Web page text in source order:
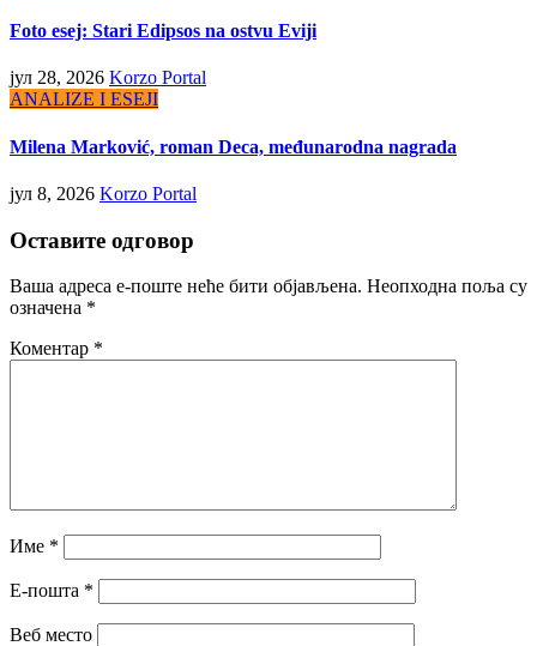
Foto esej: Stari Edipsos na ostvu Eviji
јул 28, 2026 Korzo Portal
ANALIZE I ESEJI
Milena Marković, roman Deca, međunarodna nagrada
јул 8, 2026 Korzo Portal
Оставите одговор
Ваша адреса е-поште неће бити објављена. Неопходна поља су
означена *
Коментар *
Име *
Е-пошта *
Веб место